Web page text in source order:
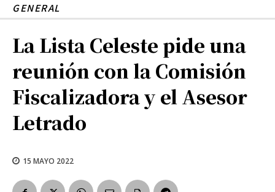
GENERAL
La Lista Celeste pide una
reunión con la Comisión
Fiscalizadora y el Asesor
Letrado
15 MAYO 2022